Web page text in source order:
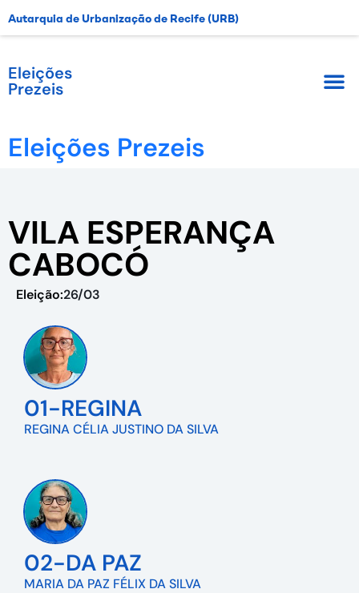
Autarquia de Urbanização de Recife (URB)
Eleições
Prezeis
Eleições Prezeis
VILA ESPERANÇA
CABOCÓ
Eleição:26/03
01-REGINA
REGINA CÉLIA JUSTINO DA SILVA
02-DA PAZ
MARIA DA PAZ FÉLIX DA SILVA